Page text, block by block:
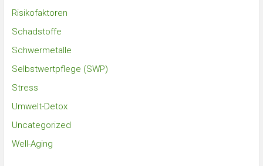
Risikofaktoren
Schadstoffe
Schwermetalle
Selbstwertpflege (SWP)
Stress
Umwelt-Detox
Uncategorized
Well-Aging